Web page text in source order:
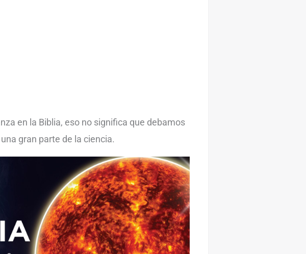
en la Biblia, eso no significa que debamos
gran parte de la ciencia.